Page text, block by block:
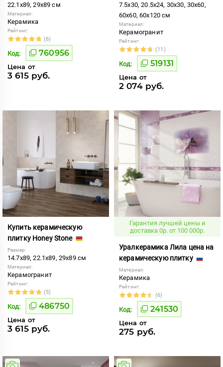
22.1x89, 29x89 см
Материал:
Керамика
Рейтинг:
(6)
Код: 760956
Цена от
3 615 руб.
7.5x30, 20.5x24, 30x30, 30x60,
60x60, 60x120 см
Материал:
Керамогранит
Рейтинг:
(11)
Код: 519131
Цена от
2 074 руб.
Купить керамическую
плитку Honey Stone
Размер:
14.7x89, 22.1x89, 29x89 см
Материал:
Керамогранит
Рейтинг:
(5)
Код: 486750
Цена от
3 615 руб.
Гарантия лучшей цены и
доставка 0р. от 100 000р.
Уралкерамика Лила цена на
керамическую плитку
Материал:
Керамика
Рейтинг:
(6)
Код: 241530
Цена от
275 руб.